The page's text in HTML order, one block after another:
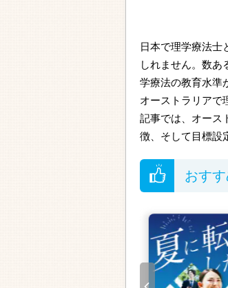
日本で理学療法士
しれません。数あ
学療法の教育水準
オーストラリアで
記事では、オース
徴、そして目標設
おす